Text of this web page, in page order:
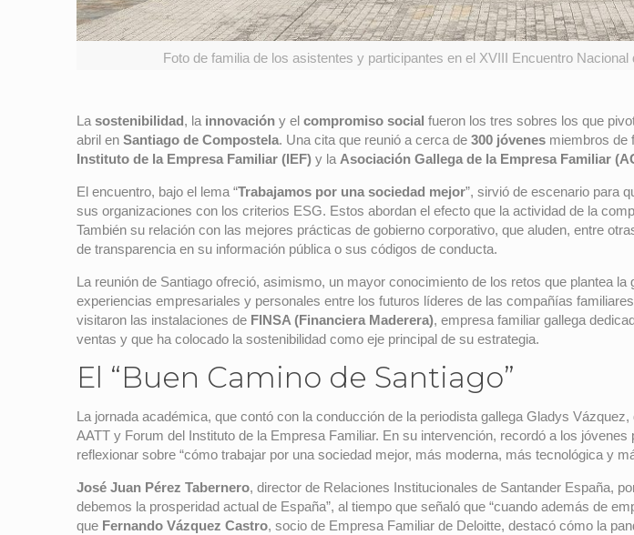
Foto de familia de los asistentes y participantes en el XVIII Encuentro
La sostenibilidad, la innovación y el compromiso social fueron los tres sobres los que
abril en Santiago de Compostela. Una cita que reunió a cerca de 300 jóvenes miembros de
Instituto de la Empresa Familiar (IEF) y la Asociación Gallega de la Empresa Familiar
El encuentro, bajo el lema “Trabajamos por una sociedad mejor”, sirvió de escenario para
sus organizaciones con los criterios ESG. Estos abordan el efecto que la actividad de la
También su relación con las mejores prácticas de gobierno corporativo, que aluden, entre
de transparencia en su información pública o sus códigos de conducta.
La reunión de Santiago ofreció, asimismo, un mayor conocimiento de los retos que plantea
experiencias empresariales y personales entre los futuros líderes de las compañías
visitaron las instalaciones de FINSA (Financiera Maderera), empresa familiar gallega
ventas y que ha colocado la sostenibilidad como eje principal de su estrategia.
El “Buen Camino de Santiago”
La jornada académica, que contó con la conducción de la periodista gallega Gladys
AATT y Forum del Instituto de la Empresa Familiar. En su intervención, recordó a los
reflexionar sobre “cómo trabajar por una sociedad mejor, más moderna, más tecnológica y
José Juan Pérez Tabernero, director de Relaciones Institucionales de Santander España,
debemos la prosperidad actual de España”, al tiempo que señaló que “cuando además de
que Fernando Vázquez Castro, socio de Empresa Familiar de Deloitte, destacó cómo la